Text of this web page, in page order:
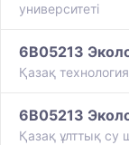
университеті
6B05213
Қазақ
6B05213
​Қазақ ұлттық